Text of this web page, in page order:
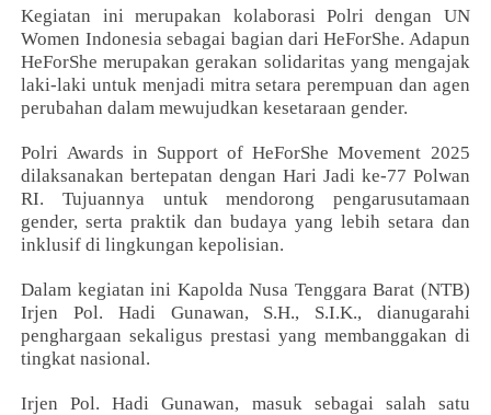
Kegiatan ini merupakan kolaborasi Polri dengan UN
Women Indonesia sebagai bagian dari HeForShe. Adapun
HeForShe merupakan gerakan solidaritas yang mengajak
laki-laki untuk menjadi mitra setara perempuan dan agen
perubahan dalam mewujudkan kesetaraan gender.
Polri Awards in Support of HeForShe Movement 2025
dilaksanakan bertepatan dengan Hari Jadi ke-77 Polwan
RI. Tujuannya untuk mendorong pengarusutamaan
gender, serta praktik dan budaya yang lebih setara dan
inklusif di lingkungan kepolisian.
Dalam kegiatan ini Kapolda Nusa Tenggara Barat (NTB)
Irjen Pol. Hadi Gunawan, S.H., S.I.K., dianugarahi
penghargaan sekaligus prestasi yang membanggakan di
tingkat nasional.
Irjen Pol. Hadi Gunawan, masuk sebagai salah satu